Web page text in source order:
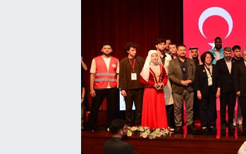
Resmi ilanlar